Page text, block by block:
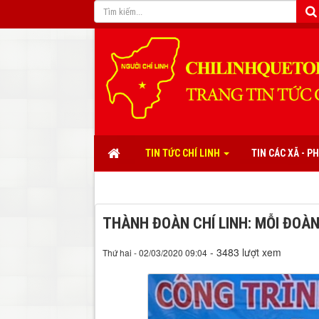
TIN TỨC CHÍ LINH TIN CÁC XÃ -
THÀNH ĐOÀN CHÍ LINH: MỖI
Thứ hai - 02/03/2020 09:04 - 3483 lượt xem